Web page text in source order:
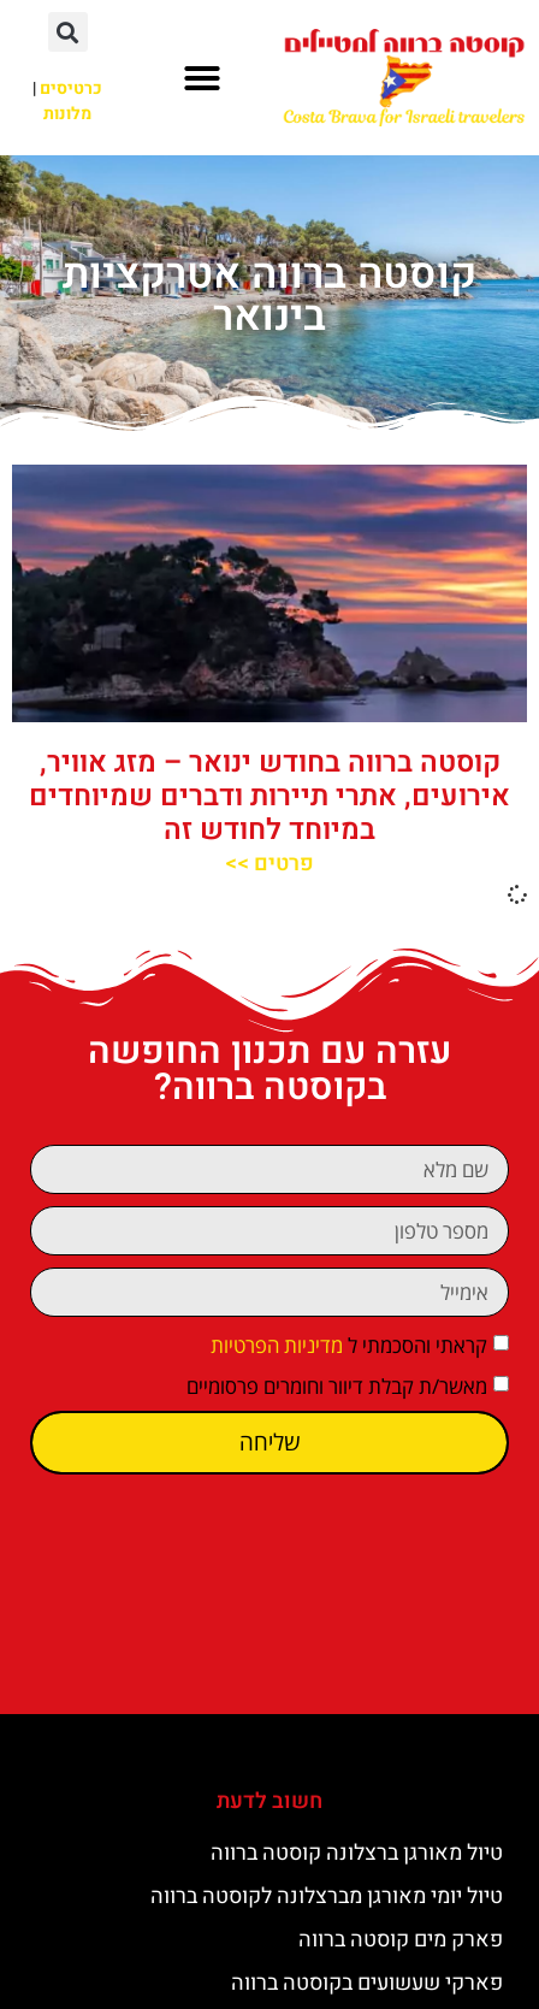
כרטיסים|
מלונות
קוסטה ברווה אטרקציות
בינואר
קוסטה ברווה בחודש ינואר – מזג אוויר,
אירועים, אתרי תיירות ודברים שמיוחדים
במיוחד לחודש זה
פרטים >>
עזרה עם תכנון החופשה
בקוסטה ברווה?
קראתי והסכמתי ל מדיניות הפרטיות
מאשר/ת קבלת דיוור וחומרים פרסומיים
שליחה
חשוב לדעת
טיול מאורגן ברצלונה קוסטה ברווה
טיול יומי מאורגן מברצלונה לקוסטה ברווה
פארק מים קוסטה ברווה
פארקי שעשועים בקוסטה ברווה